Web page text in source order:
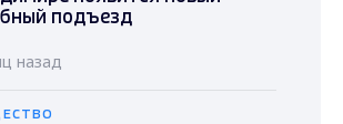
подъезд
назад